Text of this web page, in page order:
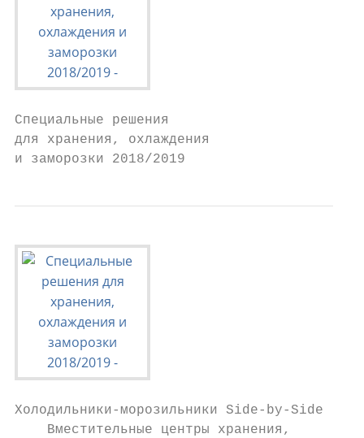
Специальные решения
для хранения, охлаждения
и заморозки 2018/2019
Холодильники-морозильники Side-by-Side
    Вместительные центры хранения,